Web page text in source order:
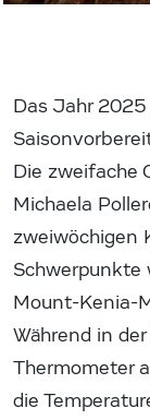
Das Jahr 2025
Die zweifache
Michaela
zweiwöchigen
Schwerpunkte
Mount-Kenia-
Während in
Thermometer
die